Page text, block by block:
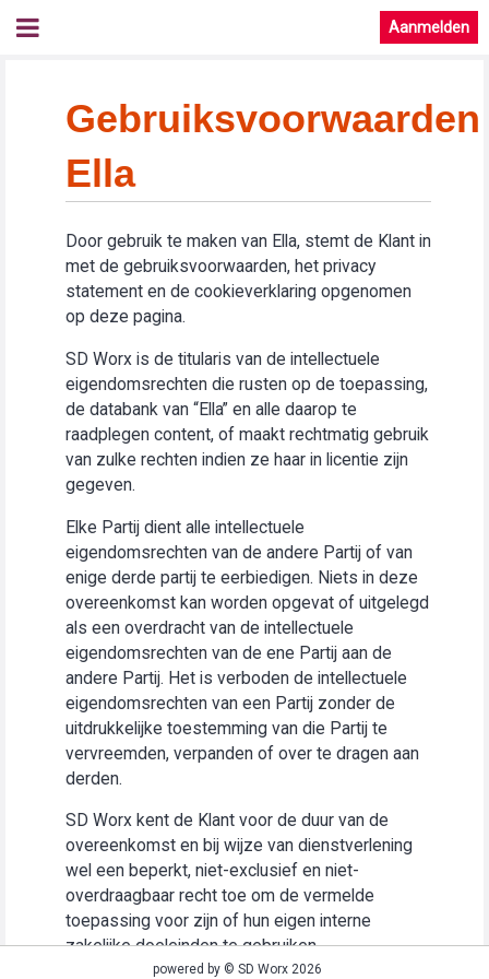
Aanmelden
Gebruiksvoorwaarden
Ella
Door gebruik te maken van Ella, stemt de Klant in
met de gebruiksvoorwaarden, het privacy
statement en de cookieverklaring opgenomen
op deze pagina.
SD Worx is de titularis van de intellectuele
eigendomsrechten die rusten op de toepassing,
de databank van “Ella” en alle daarop te
raadplegen content, of maakt rechtmatig gebruik
van zulke rechten indien ze haar in licentie zijn
gegeven.
Elke Partij dient alle intellectuele
eigendomsrechten van de andere Partij of van
enige derde partij te eerbiedigen. Niets in deze
overeenkomst kan worden opgevat of uitgelegd
als een overdracht van de intellectuele
eigendomsrechten van de ene Partij aan de
andere Partij. Het is verboden de intellectuele
eigendomsrechten van een Partij zonder de
uitdrukkelijke toestemming van die Partij te
vervreemden, verpanden of over te dragen aan
derden.
SD Worx kent de Klant voor de duur van de
overeenkomst en bij wijze van dienstverlening
wel een beperkt, niet-exclusief en niet-
overdraagbaar recht toe om de vermelde
toepassing voor zijn of hun eigen interne
zakelijke doeleinden te gebruiken
(“Gebruiksrecht”).powered by © SD Worx 2026